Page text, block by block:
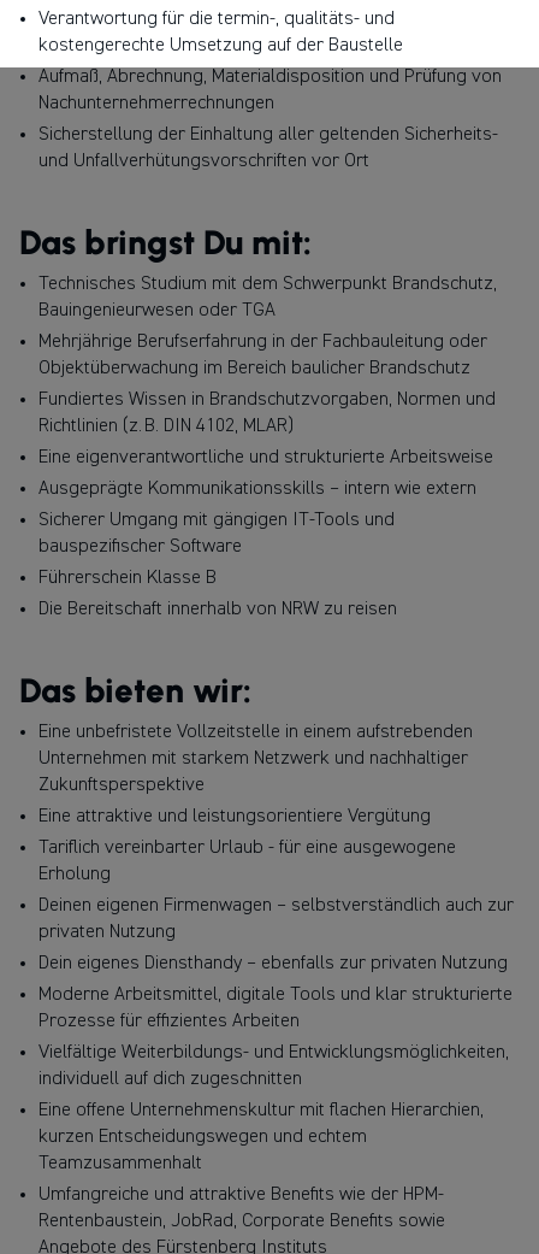
Verantwortung für die termin-, qualitäts- und
kostengerechte Umsetzung auf der Baustelle
Aufmaß, Abrechnung, Materialdisposition und Prüfung von
Nachunternehmerrechnungen
Sicherstellung der Einhaltung aller geltenden Sicherheits-
und Unfallverhütungsvorschriften vor Ort
Das bringst Du mit:
Technisches Studium mit dem Schwerpunkt Brandschutz,
Bauingenieurwesen oder TGA
Mehrjährige Berufserfahrung in der Fachbauleitung oder
Objektüberwachung im Bereich baulicher Brandschutz
Fundiertes Wissen in Brandschutzvorgaben, Normen und
Richtlinien (z. B. DIN 4102, MLAR)
Eine eigenverantwortliche und strukturierte Arbeitsweise
Ausgeprägte Kommunikationsskills – intern wie extern
Sicherer Umgang mit gängigen IT-Tools und
bauspezifischer Software
Führerschein Klasse B
Die Bereitschaft innerhalb von NRW zu reisen
Das bieten wir:
Eine unbefristete Vollzeitstelle in einem aufstrebenden
Unternehmen mit starkem Netzwerk und nachhaltiger
Zukunftsperspektive
Eine attraktive und leistungsorientiere Vergütung
Tariflich vereinbarter Urlaub - für eine ausgewogene
Erholung
Deinen eigenen Firmenwagen – selbstverständlich auch zur
privaten Nutzung
Dein eigenes Diensthandy – ebenfalls zur privaten Nutzung
Moderne Arbeitsmittel, digitale Tools und klar strukturierte
Prozesse für effizientes Arbeiten
Vielfältige Weiterbildungs- und Entwicklungsmöglichkeiten,
individuell auf dich zugeschnitten
Eine offene Unternehmenskultur mit flachen Hierarchien,
kurzen Entscheidungswegen und echtem
Teamzusammenhalt
Umfangreiche und attraktive Benefits wie der HPM-
Rentenbaustein, JobRad, Corporate Benefits sowie
Angebote des Fürstenberg Instituts